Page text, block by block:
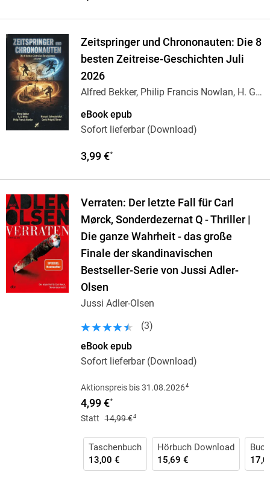
Zeitspringer und Chrononauten: Die 8
besten Zeitreise-Geschichten Juli
2026
Alfred Bekker, Philip Francis Nowlan, H. G.
eBook epub
Sofort lieferbar (Download)
3,99 €*
Verraten: Der letzte Fall für Carl
Mørck, Sonderdezernat Q - Thriller |
Die ganze Wahrheit - das große
Finale der skandinavischen
Bestseller-Serie von Jussi Adler-
Olsen
Jussi Adler-Olsen
(3)
eBook epub
Sofort lieferbar (Download)
Aktionspreis bis 31.08.20264
4,99 €*
Statt 14,99 €4
Taschenbuch
13,00 €
Hörbuch Download
15,69 €